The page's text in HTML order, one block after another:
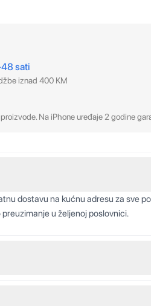
sati
iznad 400 KM
Na iPhone uređaje 2 godine
dostavu na kućnu adresu za sve
u željenoj poslovnici.